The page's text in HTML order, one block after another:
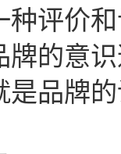
种评价
牌的意
是品牌